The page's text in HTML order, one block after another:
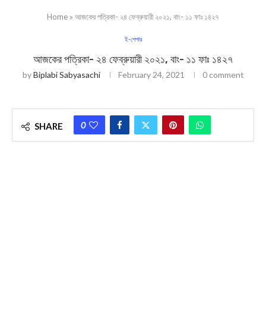
Home » আজকের পত্রিকা- ২৪ ফেব্রুয়ারী ২০২১, বাং- ১১ ফাঃ ১৪২৭
ই-পেপার
আজকের পত্রিকা- ২৪ ফেব্রুয়ারী ২০২১, বাং- ১১ ফাঃ ১৪২৭
byBiplabi Sabyasachi February 24, 2021 0 comment
SHARE 0